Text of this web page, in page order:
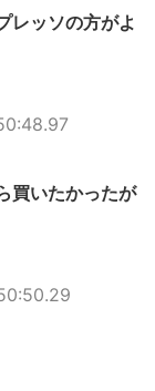
レッソの方がよ
買いたかったが